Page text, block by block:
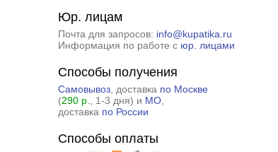
Юр. лицам
Почта для запросов: info@kupatika.ru
Информация по работе с юр. лицами
Способы получения
Самовывоз, доставка по Москве
(290 р. , 1-3 дня) и МО,
доставка по России
Способы оплаты